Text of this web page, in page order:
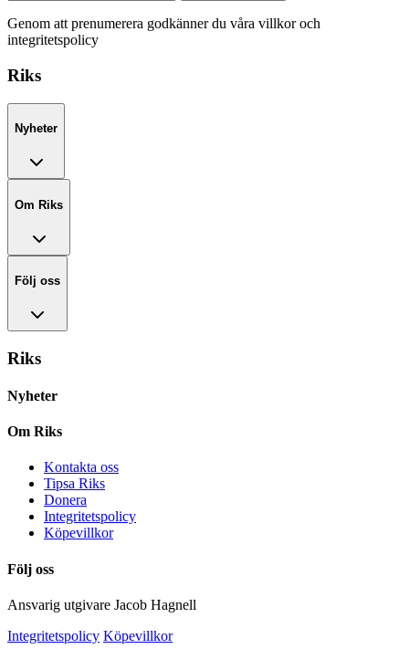
Genom att prenumerera godkänner du våra villkor och
integritetspolicy
Riks
Nyheter
Om Riks
Följ oss
Riks
Nyheter
Om Riks
Kontakta oss
Tipsa Riks
Donera
Integritetspolicy
Köpevillkor
Följ oss
Ansvarig utgivare Jacob Hagnell
Integritetspolicy Köpevillkor